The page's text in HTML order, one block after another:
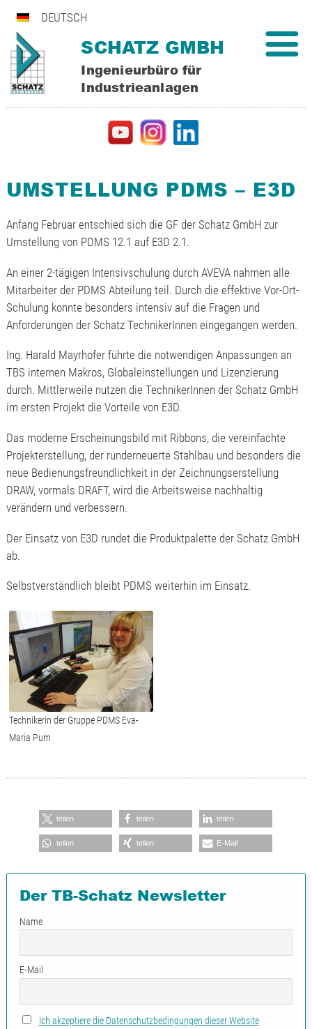
DEUTSCH
SCHATZ GMBH
Ingenieurbüro für
Industrieanlagen
UMSTELLUNG PDMS – E3D
Anfang Februar entschied sich die GF der Schatz GmbH zur
Umstellung von PDMS 12.1 auf E3D 2.1.
An einer 2-tägigen Intensivschulung durch AVEVA nahmen alle
Mitarbeiter der PDMS Abteilung teil. Durch die effektive Vor-Ort-
Schulung konnte besonders intensiv auf die Fragen und
Anforderungen der Schatz TechnikerInnen eingegangen werden.
Ing. Harald Mayrhofer führte die notwendigen Anpassungen an
TBS internen Makros, Globaleinstellungen und Lizenzierung
durch. Mittlerweile nutzen die TechnikerInnen der Schatz GmbH
im ersten Projekt die Vorteile von E3D.
Das moderne Erscheinungsbild mit Ribbons, die vereinfachte
Projekterstellung, der runderneuerte Stahlbau und besonders die
neue Bedienungsfreundlichkeit in der Zeichnungserstellung
DRAW, vormals DRAFT, wird die Arbeitsweise nachhaltig
verändern und verbessern.
Der Einsatz von E3D rundet die Produktpalette der Schatz GmbH
ab.
Selbstverständlich bleibt PDMS weiterhin im Einsatz.
Technikerin der Gruppe PDMS Eva-
Maria Pum
teilen teilen teilen
teilen teilen E-Mail
Der TB-Schatz Newsletter
Name
E-Mail
Ich akzeptiere die Datenschutzbedingungen dieser Website